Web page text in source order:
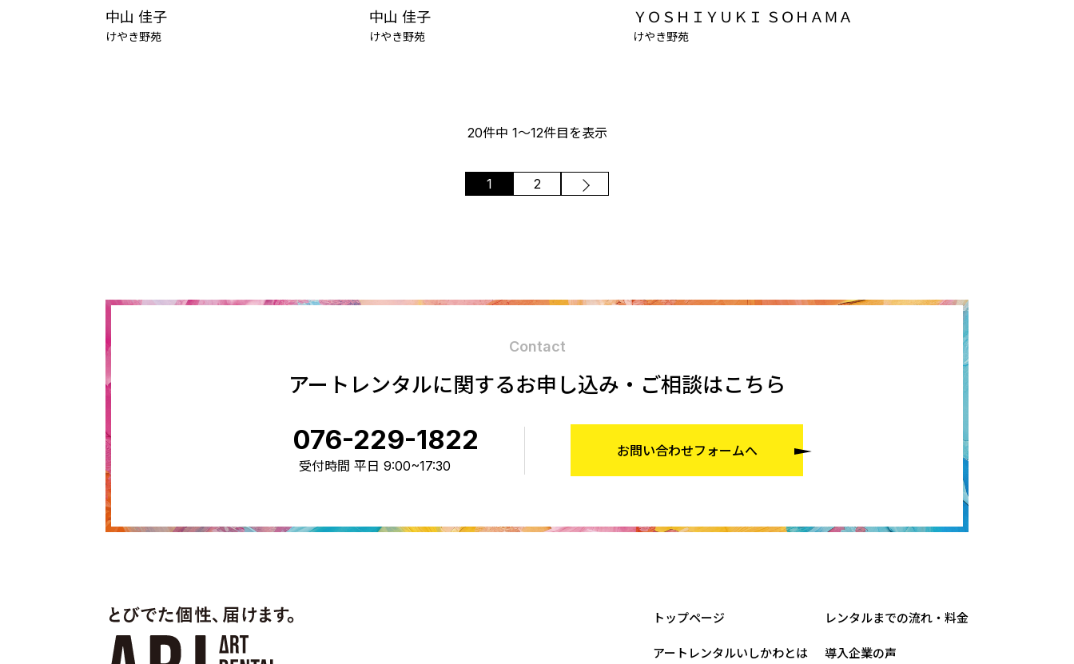
中山 佳子
けやき野苑
中山 佳子
けやき野苑
ＹＯＳＨＩＹＵＫＩ ＳＯＨＡＭＡ
けやき野苑
20件中 1〜12件目を表示
1 2
Contact
アートレンタルに関するお申し込み・ご相談はこちら
076-229-1822
受付時間 平日 9:00~17:30
お問い合わせフォームへ
トップページ
アートレンタルいしかわとは
レンタルまでの流れ・料金
導入企業の声